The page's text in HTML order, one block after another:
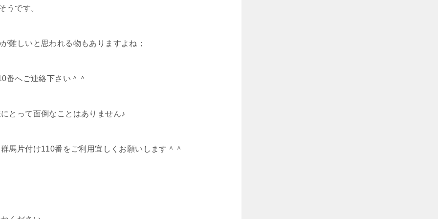
うです。
難しいと思われる物もありますよね；
番へご連絡下さい＾＾
とって面倒なことはありません♪
馬片付け110番をご利用宜しくお願いします＾＾